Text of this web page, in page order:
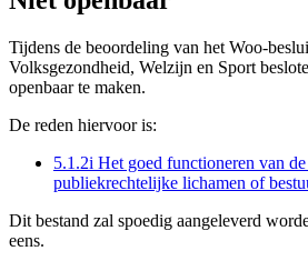
Tijdens de beoordeling van het Woo-
Volksgezondheid, Welzijn en Sport
openbaar te maken.
De reden hiervoor is:
5.1.2i Het goed functioneren van de
publiekrechtelijke lichamen of
Dit bestand zal spoedig aangeleverd
eens.